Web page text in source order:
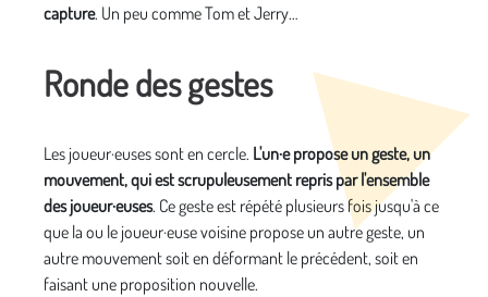
capture. Un peu comme Tom et Jerry…
Ronde des gestes
Les joueur·euses sont en cercle. L'un·e propose un geste, un
mouvement, qui est scrupuleusement repris par l'ensemble
des joueur·euses. Ce geste est répété plusieurs fois jusqu'à ce
que la ou le joueur·euse voisine propose un autre geste, un
autre mouvement soit en déformant le précédent, soit en
faisant une proposition nouvelle.